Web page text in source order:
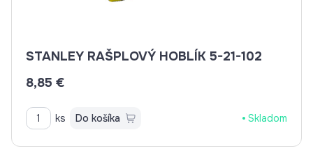
STANLEY RAŠPLOVÝ HOBLÍK 5-21-102
8,85 €
ks Do košíka Skladom